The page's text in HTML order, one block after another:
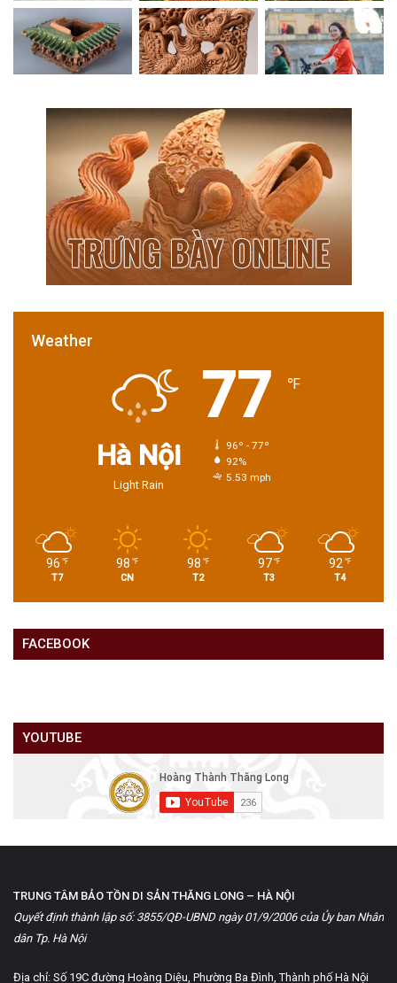
Weather
Hà Nội
Light Rain
77 ℉
96º - 77º
92%
5.53 mph
96 ℉
T7
98 ℉
CN
98 ℉
T2
97 ℉
T3
92 ℉
T4
FACEBOOK
YOUTUBE
TRUNG TÂM BẢO TỒN DI SẢN THĂNG LONG – HÀ NỘI
Quyết định thành lập số: 3855/QĐ-UBND ngày 01/9/2006 của Ủy ban Nhân
dân Tp. Hà Nội
Địa chỉ: Số 19C đường Hoàng Diệu, Phường Ba Đình, Thành phố Hà Nội